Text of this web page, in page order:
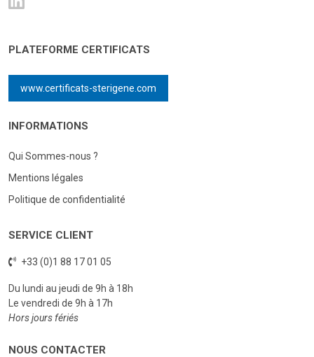
PLATEFORME CERTIFICATS
www.certificats-sterigene.com
INFORMATIONS
Qui Sommes-nous ?
Mentions légales
Politique de confidentialité
SERVICE CLIENT
+33 (0)1 88 17 01 05
Du lundi au jeudi de 9h à 18h
Le vendredi de 9h à 17h
Hors jours fériés
NOUS CONTACTER